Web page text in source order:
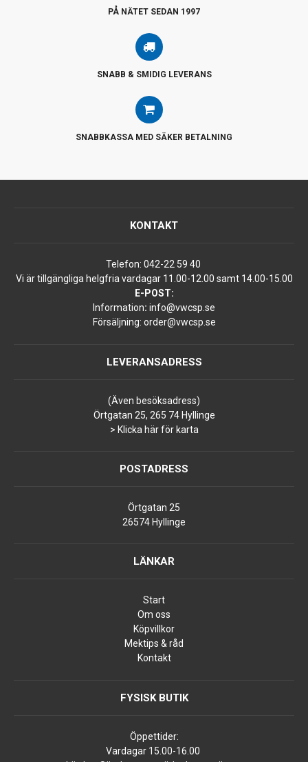
PÅ NÄTET SEDAN 1997
SNABB & SMIDIG LEVERANS
SNABBKASSA MED SÄKER BETALNING
KONTAKT
Telefon: 042-22 59 40
Vi är tillgängliga helgfria vardagar 11.00-12.00 samt 14.00-15.00
E-POST:
Information: info@vwcsp.se
Försäljning: order@vwcsp.se
LEVERANSADRESS
(Även besöksadress)
Örtgatan 25, 265 74 Hyllinge
> Klicka här för karta
POSTADRESS
Örtgatan 25
26574 Hyllinge
LÄNKAR
Start
Om oss
Köpvillkor
Mektips & råd
Kontakt
FYSISK BUTIK
Öppettider:
Vardagar 15.00-16.00